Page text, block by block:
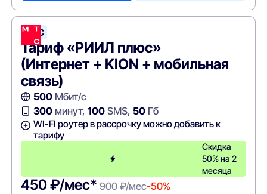
МТС
Тариф «РИИЛ плюс»
(Интернет + KION + мобильная
связь)
500Мбит/с
300минут, 100SMS, 50Гб
WI-FI роутер в рассрочку можно добавить к
тарифу
Скидка
50% на 2
месяца
450 ₽/мес* 900 ₽/мес-50%